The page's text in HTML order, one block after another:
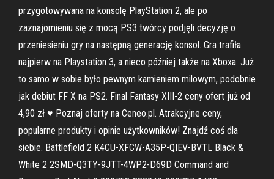
przygotowywana na konsolę PlayStation 2, ale po
zaznajomieniu się z mocą PS3 twórcy podjęli decyzję o
przeniesieniu gry na następną generację konsol. Gra trafiła
najpierw na Playstation 3, a nieco później także na Xboxa. Już
to samo w sobie było pewnym kamieniem milowym, podobnie
jak debiut FF X na PS2. Final Fantasy XIII-2 ceny ofert już od
4,90 zł ♥ Poznaj oferty na Ceneo.pl. Atrakcyjne ceny,
popularne produkty i opinie użytkowników! Znajdź coś dla
siebie. Battlefield 2 K4CU-XFCW-A35P-QIEV-BVTL Black &
White 2 2SMD-Q3TY-9JTT-4WP2-D69D Command and